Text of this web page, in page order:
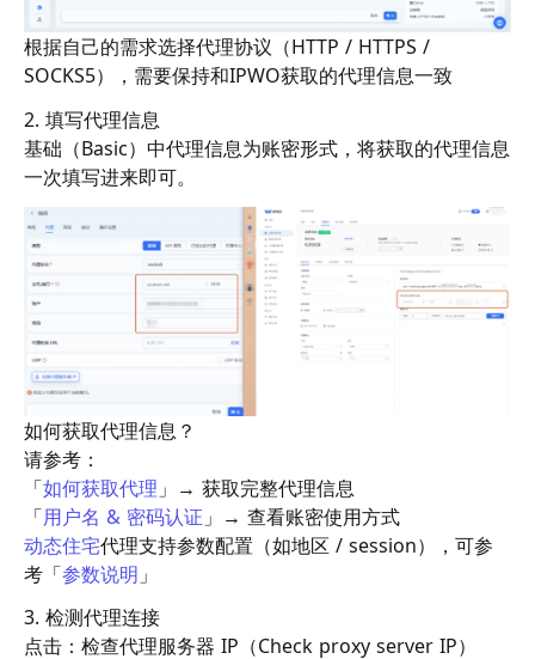
根据自己的需求选择代理协议（HTTP / HTTPS /
SOCKS5），需要保持和IPWO获取的代理信息一致
2. 填写代理信息
基础（Basic）中代理信息为账密形式，将获取的代理信息
一次填写进来即可。
如何获取代理信息？
请参考：
「如何获取代理 」→ 获取完整代理信息
「用户名 & 密码认证 」→ 查看账密使用方式
动态住宅代理支持参数配置（如地区 / session），可参
考「参数说明 」
3. 检测代理连接
点击：检查代理服务器 IP（Check proxy server IP）